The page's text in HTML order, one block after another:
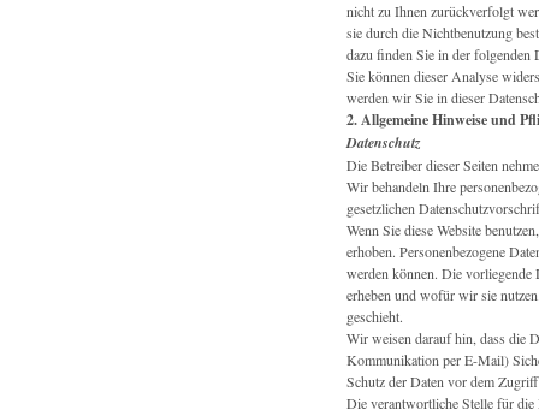
nicht zu Ihnen zurückverfolgt
sie durch die Nichtbenutzung
dazu finden Sie in der folgenden
Sie können dieser Analyse
werden wir Sie in dieser
2. Allgemeine Hinweise und
Datenschutz
Die Betreiber dieser Seiten
Wir behandeln Ihre
gesetzlichen
Wenn Sie diese Website
erhoben. Personenbezogene
werden können. Die vorliegende
erheben und wofür wir sie
geschieht.
Wir weisen darauf hin, dass die
Kommunikation per E-Mail)
Schutz der Daten vor dem
Die verantwortliche Stelle für die